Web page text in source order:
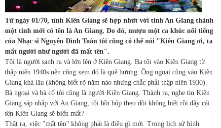
Từ ngày 01/70, tỉnh Kiên Giang sẽ hợp nhứt với tỉnh An Giang thành
một tỉnh mới có tên là An Giang. Do đó, mượn một ca khúc nổi tiếng
của Nhạc sĩ Nguyễn Đình Toàn tôi cũng có thể nói "Kiên Giang ơi, ta
mất người như người đã mất tên".
Tôi là người sanh ra và lớn lên ở Kiên Giang. Ba tôi vào Kiên Giang từ
thập niên 1940s nên cũng xem đó là quê hương. Ông ngoại cũng vào Kiên
Giang khá lâu (không biết rõ năm nào nhưng chắc phải thập niên 1930).
Bà ngoại và bà cố tôi cũng là người Kiên Giang. Thành ra, nghe tin Kiên
Giang sáp nhập với An Giang, tôi hồi hộp theo dõi không biết rồi đây cái
tên Kiên Giang sẽ biến mất?
Thật ra, việc "mất tên" không phải là điều gì mới. Trong lịch sử hình